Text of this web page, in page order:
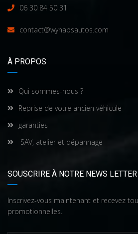
06 30 84 50 31
contact@wynapsautos.com
À PROPOS
Qui sommes-nous ?
Reprise de votre ancien véhicule
garanties
SAV, atelier et dépannage
SOUSCRIRE À NOTRE NEWS LETTER
Inscrivez-vous maintenant et recevez
promotionnelles.